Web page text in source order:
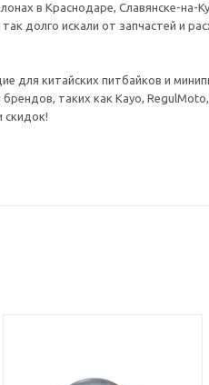
в Краснодаре, Славянске-на-
долго искали от запчастей и
китайских питбайков и
таких как Kayo, RegulMoto,
скидок!